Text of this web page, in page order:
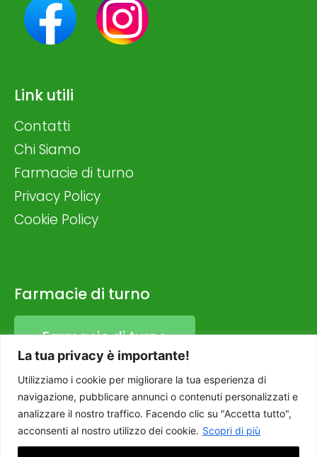
La tua privacy è importante!
Utilizziamo i cookie per migliorare la tua esperienza di
navigazione, pubblicare annunci o contenuti personalizzati e
analizzare il nostro traffico. Facendo clic su "Accetta tutto",
acconsenti al nostro utilizzo dei cookie. Scopri di più
Link utili
Contatti
Chi Siamo
Farmacie di turno
Privacy Policy
Cookie Policy
Farmacie di turno
Farmacie di turno
Orario farmacia
Dal lunedì al sabato (compreso)
8:30-13:00 / 16:00-20:00